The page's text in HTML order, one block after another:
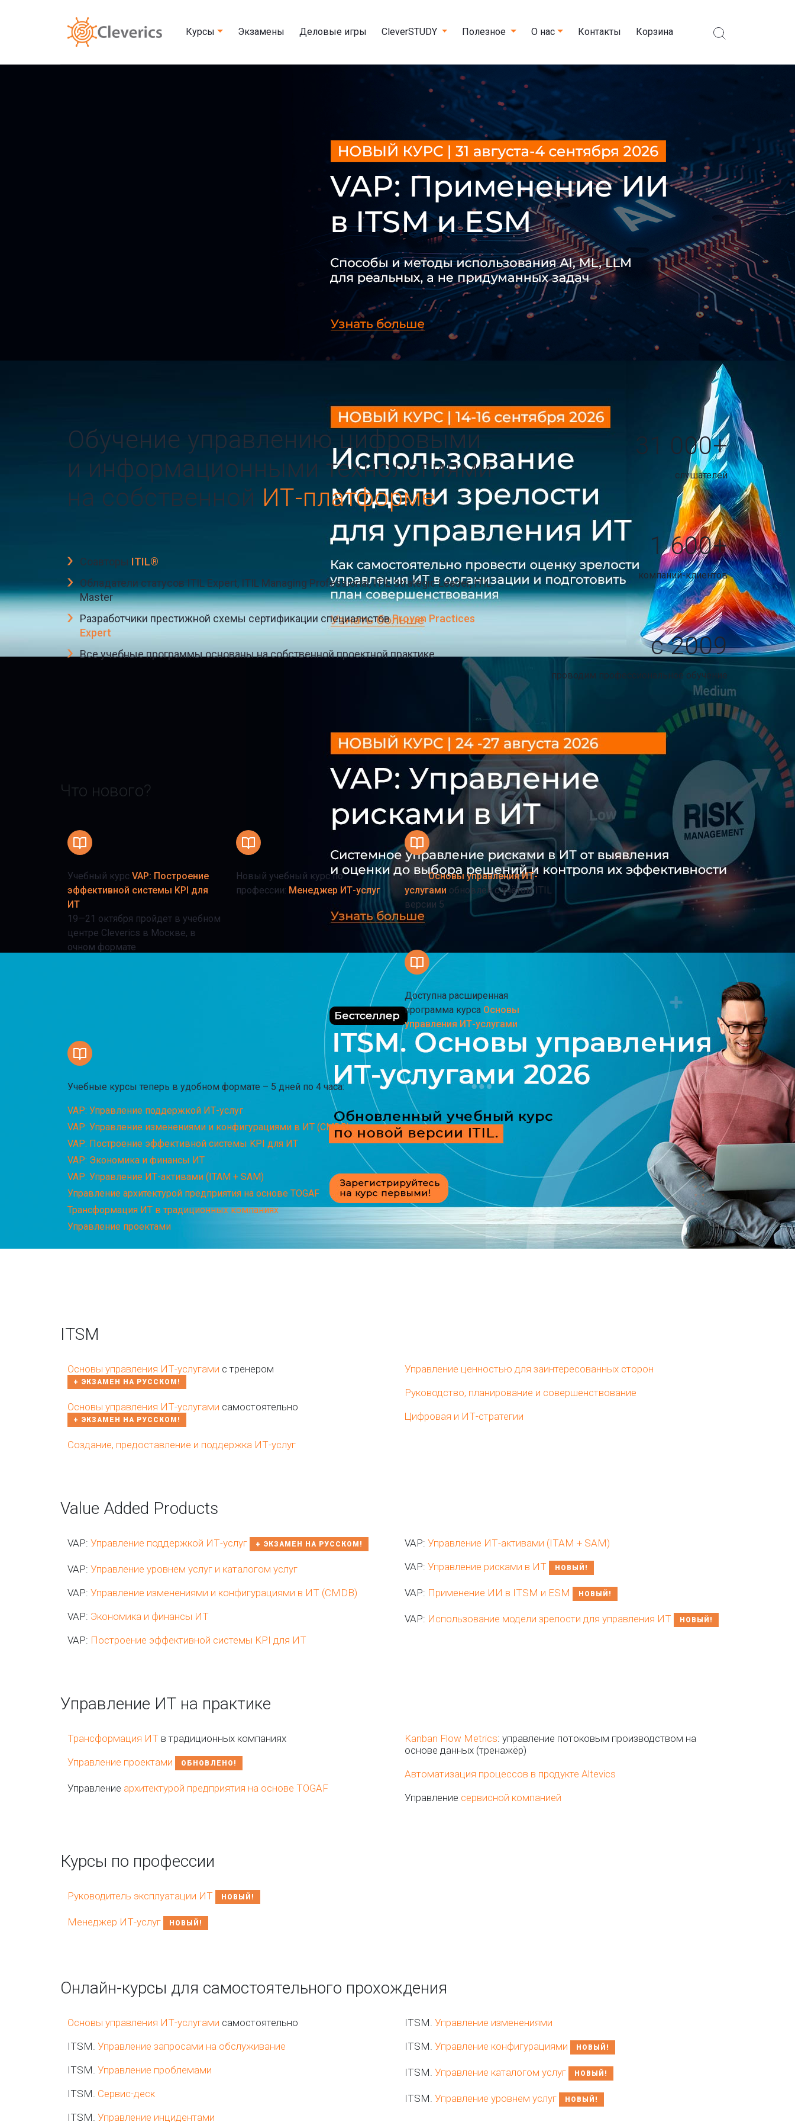
Курсы Экзамены Деловые игры CleverSTUDY Полезное О нас Контакты Корзина
Обучение управлению цифровыми
и информационными технологиями
на собственной ИТ-платформе
Соавторы ITIL®
Обладатели статусов ITIL Expert, ITIL Managing Professional, ITIL Strategic Leader, ITIL
Master
Разработчики престижной схемы сертификации специалистовProven Practices
Expert
Все учебные программы основаны на собственной проектной практике
31 000+
слушателей
1 600+
компаний-клиентов
с 2009
проводим профессиональное обучение
Что нового?
Учебный курс VAP: Построение
эффективной системы KPI для
ИТ
19—21 октября пройдет в учебном
центре Cleverics в Москве, в
очном формате
Новый учебный курс по
профессии: Менеджер ИТ-услуг
КурсОсновы управления ИТ-
услугами обновлён с учётом ITIL
версии 5
Доступна расширенная
программа курса Основы
управления ИТ-услугами
Учебные курсы теперь в удобном формате – 5 дней по 4 часа:
VAP: Управление поддержкой ИТ-услуг
VAP: Управление изменениями и конфигурациями в ИТ (CMDB)
VAP: Построение эффективной системы KPI для ИТ
VAP: Экономика и финансы ИТ
VAP: Управление ИТ-активами (ITAM + SAM)
Управление архитектурой предприятия на основе TOGAF
Трансформация ИТ в традиционных компаниях
Управление проектами
ITSM
Основы управления ИТ-услугами с тренером
+ ЭКЗАМЕН НА РУССКОМ!
Основы управления ИТ-услугами самостоятельно
+ ЭКЗАМЕН НА РУССКОМ!
Создание, предоставление и поддержка ИТ-услуг
Управление ценностью для заинтересованных сторон
Руководство, планирование и совершенствование
Цифровая и ИТ-стратегии
Value Added Products
VAP: Управление поддержкой ИТ-услуг + ЭКЗАМЕН НА РУССКОМ!
VAP: Управление уровнем услуг и каталогом услуг
VAP: Управление изменениями и конфигурациями в ИТ (CMDB)
VAP: Экономика и финансы ИТ
VAP: Построение эффективной системы KPI для ИТ
VAP: Управление ИТ-активами (ITAM + SAM)
VAP: Управление рисками в ИТ НОВЫЙ!
VAP: Применение ИИ в ITSM и ESM НОВЫЙ!
VAP: Использование модели зрелости для управления ИТ НОВЫЙ!
Управление ИТ на практике
Трансформация ИТ в традиционных компаниях
Управление проектами
ОБНОВЛЕНО!
Управление архитектурой предприятия на основе TOGAF
Kanban Flow Metrics: управление потоковым производством на
основе данных (тренажёр)
Автоматизация процессов в продукте Altevics
Управление сервисной компанией
Курсы по профессии
Руководитель эксплуатации ИТ НОВЫЙ!
Менеджер ИТ-услуг НОВЫЙ!
Онлайн-курсы для самостоятельного прохождения
Основы управления ИТ-услугами самостоятельно
ITSM. Управление запросами на обслуживание
ITSM. Управление проблемами
ITSM. Сервис-деск
ITSM. Управление инцидентами
ITSM. Управление изменениями
ITSM. Управление конфигурациями НОВЫЙ!
ITSM. Управление каталогом услуг НОВЫЙ!
ITSM. Управление уровнем услуг НОВЫЙ!